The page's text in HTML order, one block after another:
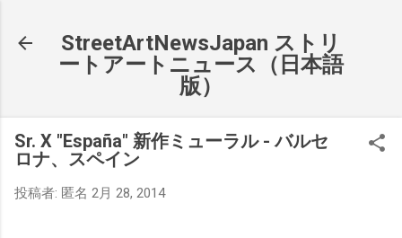
StreetArtNewsJapan ストリ
ートアートニュース（日本語
版）
Sr. X "España" 新作ミューラル - バルセ
ロナ、スペイン
投稿者: 匿名 2月 28, 2014